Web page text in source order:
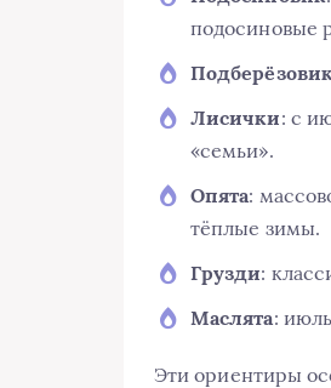
подосиновые
Подберёзовик
Лисички: с
«семьи».
Опята:
тёплые зимы.
Грузди:
Маслята:
Эти ориентиры